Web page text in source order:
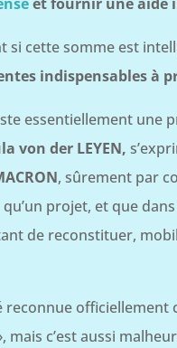
si cette somme est
indispensables à
essentiellement une
von der LEYEN,
, sûrement par
projet, et que
de reconstituer,
reconnue
mais c’est aussi